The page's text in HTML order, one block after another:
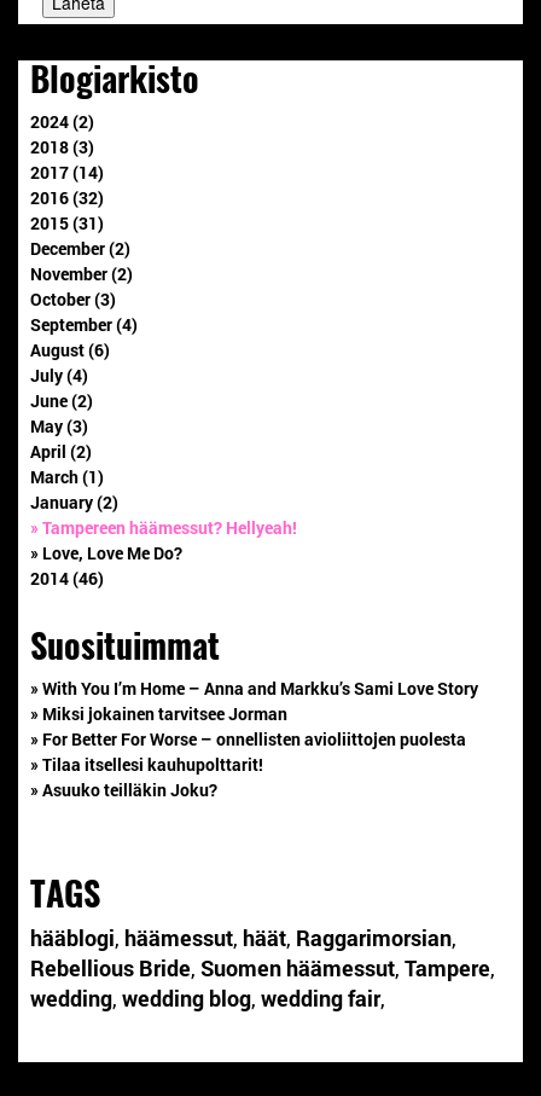
Blogiarkisto
2024 (2)
2018 (3)
2017 (14)
2016 (32)
2015 (31)
December (2)
November (2)
October (3)
September (4)
August (6)
July (4)
June (2)
May (3)
April (2)
March (1)
January (2)
» Tampereen häämessut? Hellyeah!
» Love, Love Me Do?
2014 (46)
Suosituimmat
» With You I’m Home – Anna and Markku’s Sami Love Story
» Miksi jokainen tarvitsee Jorman
» For Better For Worse – onnellisten avioliittojen puolesta
» Tilaa itsellesi kauhupolttarit!
» Asuuko teilläkin Joku?
TAGS
hääblogi, häämessut, häät, Raggarimorsian,
Rebellious Bride, Suomen häämessut, Tampere,
wedding, wedding blog, wedding fair,